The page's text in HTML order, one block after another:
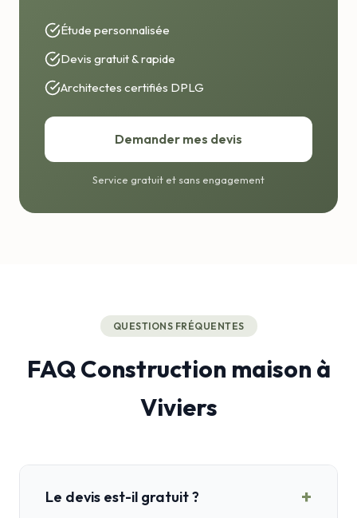
Étude personnalisée
Devis gratuit & rapide
Architectes certifiés DPLG
Demander mes devis
Service gratuit et sans engagement
QUESTIONS FRÉQUENTES
FAQ Construction maison à
Viviers
Le devis est-il gratuit ? +